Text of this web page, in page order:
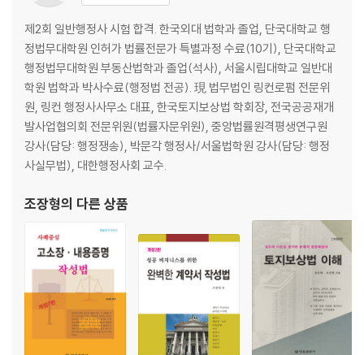
자리 잡을 수 있게 헌신해 주신 이준희 선생님께 깊은 존경과 감사의 말씀
을 올립니다. 이번 제16판은 새로운 집필진이 그 명맥을 잇고자 혼신의 힘
을 다해 집필하였습니다.
아무쪼록 이 책으로 정진하시는 모든 수험생 여러분의 건강과 조기 합격을
진심으로 기원합니다.
2026년 5월
제2회 일반행정사 시험 합격. 한국외대 법학과 졸업, 단국대학교 행
정법무대학원 인허가 법률전문가 특별과정 수료(10기), 단국대학교
행정법무대학원 부동산법학과 졸업(석사), 서울시립대학교 일반대
학원 법학과 박사수료(행정법 전공). 現 법무법인 링컨로펌 전문위
원, 링컨 행정사사무소 대표, 한국토지보상법 학회장, 전국공공재개
발사업협의회 전문위원(법률자문위원), 중앙법률원격평생연구원
강사(담당: 행정쟁송), 박문각 행정사/서울법학원 강사(담당: 행정
사실무법), 대한행정사회 교수.
조장형의 다른 상품